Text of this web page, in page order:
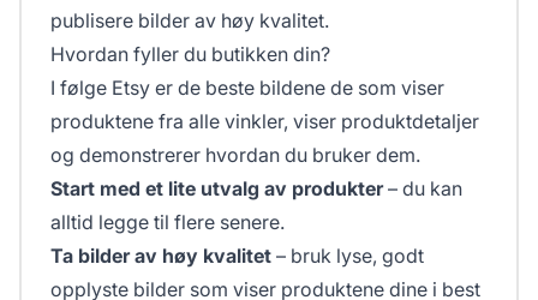
publisere bilder av høy kvalitet.
Hvordan fyller du butikken din?
I følge Etsy er de beste bildene de som viser
produktene fra alle vinkler, viser produktdetaljer
og demonstrerer hvordan du bruker dem.
Start med et lite utvalg av produkter– du kan
alltid legge til flere senere.
Ta bilder av høy kvalitet – bruk lyse, godt
opplyste bilder som viser produktene dine i best